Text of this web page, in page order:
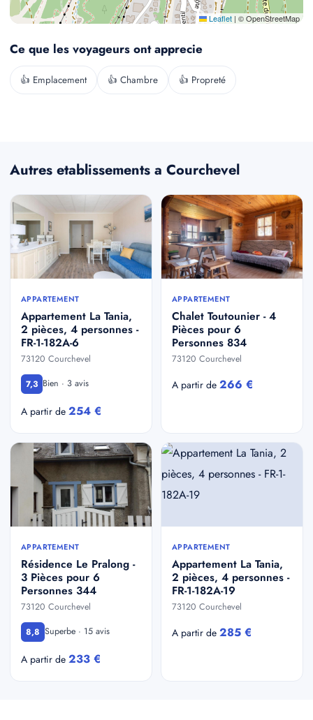
Leaflet | © OpenStreetMap
Ce que les voyageurs ont apprecie
👍 Emplacement 👍 Chambre 👍 Propreté
Autres etablissements a Courchevel
APPARTEMENT
Appartement La Tania,
2 pièces, 4 personnes -
FR-1-182A-6
73120 Courchevel
7,3 Bien · 3 avis
A partir de 254 €
APPARTEMENT
Chalet Toutounier - 4
Pièces pour 6
Personnes 834
73120 Courchevel
A partir de 266 €
APPARTEMENT
Résidence Le Pralong -
3 Pièces pour 6
Personnes 344
73120 Courchevel
8,8 Superbe · 15 avis
A partir de 233 €
APPARTEMENT
Appartement La Tania,
2 pièces, 4 personnes -
FR-1-182A-19
73120 Courchevel
A partir de 285 €